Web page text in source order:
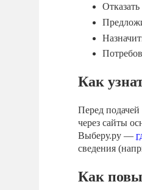
Как
Перед
через сайты
Выберу.ру —
сведения
Как